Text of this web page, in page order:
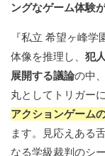
ングなゲーム体験
『私立 希望ヶ峰
体像を推理し、 犯
展開する議論の中
丸としてトリガー
アクションゲーム
ます。見応えある
なる学級裁判のシ